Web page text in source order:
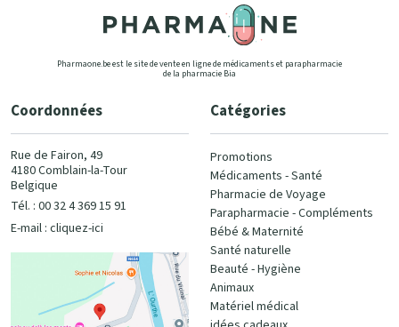
Pharmaone.be est le site de vente en ligne de médicaments et parapharmacie
de la pharmacie Bia
Coordonnées
Rue de Fairon, 49
4180 Comblain-la-Tour
Belgique
Tél. : 00 32 4 369 15 91
E-mail : cliquez-ici
Catégories
Promotions
Médicaments - Santé
Pharmacie de Voyage
Parapharmacie - Compléments
Bébé & Maternité
Santé naturelle
Beauté - Hygiène
Animaux
Matériel médical